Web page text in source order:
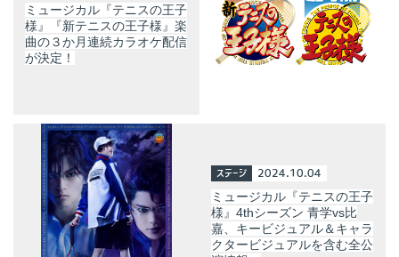
ミュージカル『テニスの王子
様』『新テニスの王子様』楽
曲の３か月連続カラオケ配信
が決定！
ステージ 2024.10.04
ミュージカル『テニスの王子
様』4thシーズン 青学vs比
嘉、キービジュアル＆キャラ
クタービジュアルを含む全公